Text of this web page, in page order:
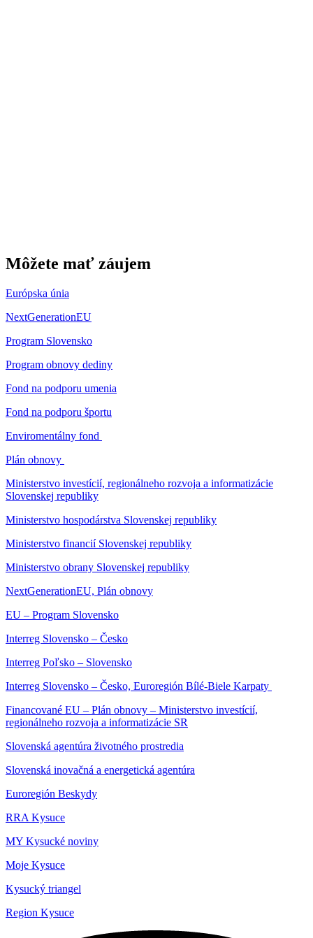
Môžete mať záujem
Európska únia
NextGenerationEU
Program Slovensko
Program obnovy dediny
Fond na podporu umenia
Fond na podporu športu
Enviromentálny fond
Plán obnovy
Ministerstvo investícií, regionálneho rozvoja a informatizácie
Slovenskej republiky
Ministerstvo hospodárstva Slovenskej republiky
Ministerstvo financií Slovenskej republiky
Ministerstvo obrany Slovenskej republiky
NextGenerationEU, Plán obnovy
EU – Program Slovensko
Interreg Slovensko – Česko
Interreg Poľsko – Slovensko
Interreg Slovensko – Česko, Euroregión Bílé-Biele Karpaty
Financované EU – Plán obnovy – Ministerstvo investícií,
regionálneho rozvoja a informatizácie SR
Slovenská agentúra životného prostredia
Slovenská inovačná a energetická agentúra
Euroregión Beskydy
RRA Kysuce
MY Kysucké noviny
Moje Kysuce
Kysucký triangel
Region Kysuce